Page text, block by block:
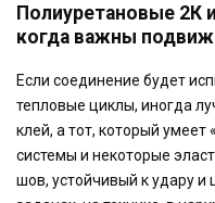
Полиуретановые 2К
когда важны
Если соединение будет
тепловые циклы, иногда
клей, а тот, который
системы и некоторые
шов, устойчивый к удару